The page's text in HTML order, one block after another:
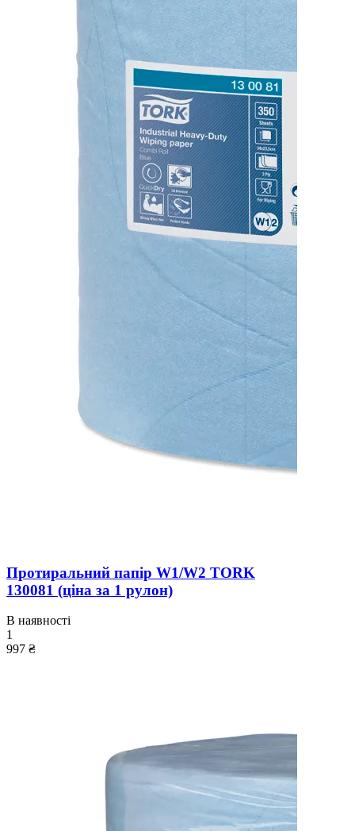
Протиральний папір W1/W2 TORK
130081 (ціна за 1 рулон)
В наявності
1
997 ₴